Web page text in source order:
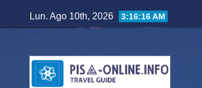
al
Lun. Ago 10th, 2026 3:16:18 AM